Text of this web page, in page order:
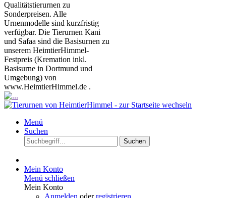
Qualitätstierurnen zu
Sonderpreisen. Alle
Urnenmodelle sind kurzfristig
verfügbar. Die Tierurnen Kani
und Safaa sind die Basisurnen zu
unserem HeimtierHimmel-
Festpreis (Kremation inkl.
Basisurne in Dortmund und
Umgebung) von
www.HeimtierHimmel.de .
Menü
Suchen
Suchen
Mein Konto
Menü schließen
Mein Konto
Anmelden oderregistrieren